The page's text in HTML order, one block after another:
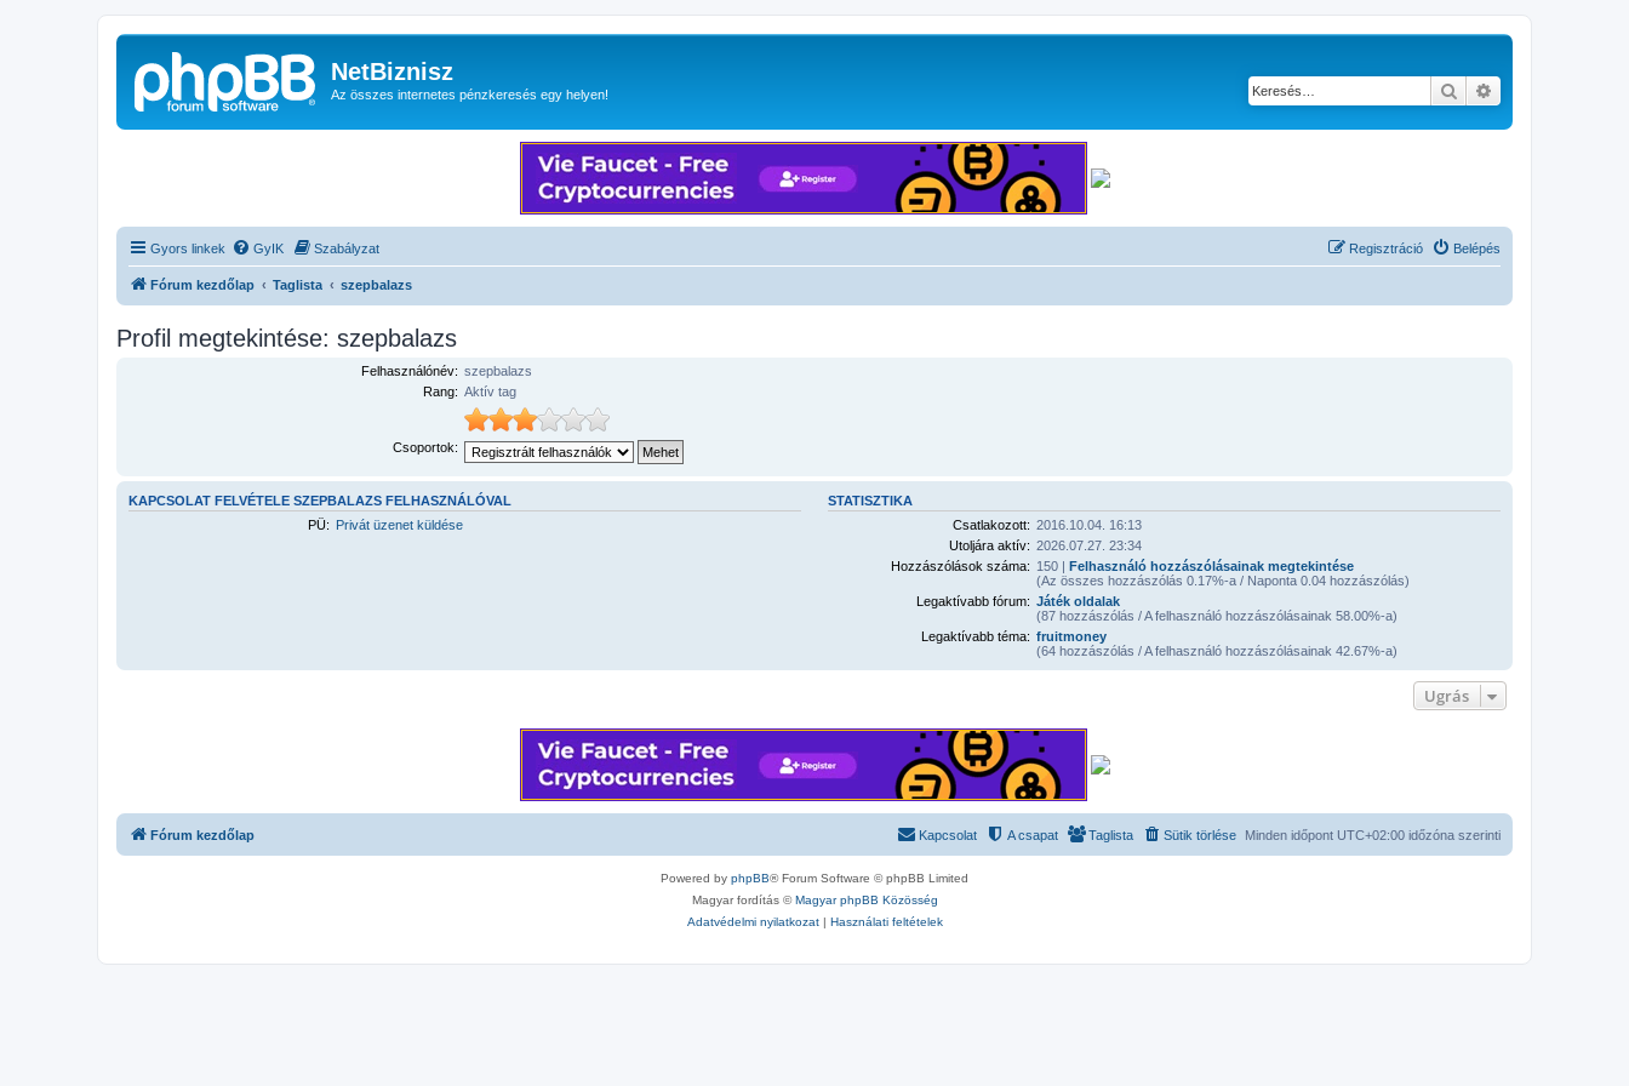
NetBiznisz
Az összes internetes pénzkeresés egy helyen! Keresés
Gyors linkek GyIK Szabályzat Belépés
Regisztráció
Fórum kezdőlap Taglista szepbalazs
Profil megtekintése: szepbalazs
Felhasználónév: szepbalazs
Rang: Aktív tag
Csoportok:
KAPCSOLAT FELVÉTELE SZEPBALAZS FELHASZNÁLÓVAL
PÜ: Privát üzenet küldése
STATISZTIKA
Csatlakozott: 2016.10.04. 16:13
Utoljára aktív: 2026.07.27. 23:34
Hozzászólások száma: 150 | Felhasználó hozzászólásainak megtekintése
(Az összes hozzászólás 0.17%-a / Naponta 0.04 hozzászólás)
Legaktívabb fórum: Játék oldalak
(87 hozzászólás / A felhasználó hozzászólásainak 58.00%-a)
Legaktívabb téma: fruitmoney
(64 hozzászólás / A felhasználó hozzászólásainak 42.67%-a)
Ugrás
Fórum kezdőlap Minden időpont UTC+02:00 időzóna szerinti
Sütik törlése
Taglista
A csapat
Kapcsolat
Powered by phpBB® Forum Software © phpBB Limited
Magyar fordítás ©Magyar phpBB Közösség
Adatvédelmi nyilatkozat| Használati feltételek